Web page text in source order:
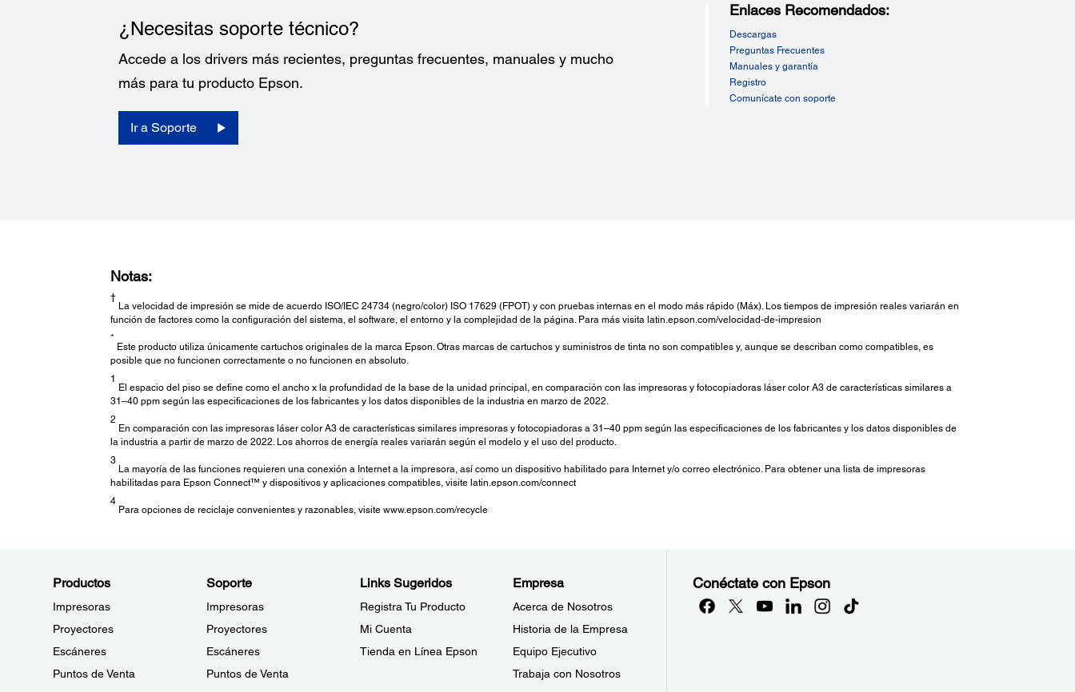
¿Necesitas soporte técnico?
Accede a los drivers más recientes, preguntas frecuentes, manuales y mucho
más para tu producto Epson.
Ir a Soporte
Enlaces Recomendados:
Descargas
Preguntas Frecuentes
Manuales y garantía
Registro
Comunícate con soporte
Notas:
†
La velocidad de impresión se mide de acuerdo ISO/IEC 24734 (negro/color) ISO 17629 (FPOT) y con pruebas internas en el modo más rápido (Máx). Los tiempos de impresión reales variarán en
función de factores como la configuración del sistema, el software, el entorno y la complejidad de la página. Para más visita latin.epson.com/velocidad-de-impresion
*
Este producto utiliza únicamente cartuchos originales de la marca Epson. Otras marcas de cartuchos y suministros de tinta no son compatibles y, aunque se describan como compatibles, es
posible que no funcionen correctamente o no funcionen en absoluto.
1
El espacio del piso se define como el ancho x la profundidad de la base de la unidad principal, en comparación con las impresoras y fotocopiadoras láser color A3 de características similares a
31–40 ppm según las especificaciones de los fabricantes y los datos disponibles de la industria en marzo de 2022.
2
En comparación con las impresoras láser color A3 de características similares impresoras y fotocopiadoras a 31–40 ppm según las especificaciones de los fabricantes y los datos disponibles de
la industria a partir de marzo de 2022. Los ahorros de energía reales variarán según el modelo y el uso del producto.
3
La mayoría de las funciones requieren una conexión a Internet a la impresora, así como un dispositivo habilitado para Internet y/o correo electrónico. Para obtener una lista de impresoras
habilitadas para Epson Connect™ y dispositivos y aplicaciones compatibles, visite latin.epson.com/connect
4
Para opciones de reciclaje convenientes y razonables, visite www.epson.com/recycle
Productos
Impresoras
Proyectores
Escáneres
Puntos de Venta
Soporte
Impresoras
Proyectores
Escáneres
Puntos de Venta
Links Sugeridos
Registra Tu Producto
Mi Cuenta
Tienda en Línea Epson
Empresa
Acerca de Nosotros
Historia de la Empresa
Equipo Ejecutivo
Trabaja con Nosotros
Conéctate con Epson